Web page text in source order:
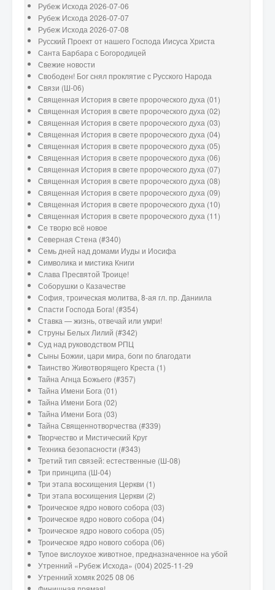
Рубеж Исхода 2026-07-06
Рубеж Исхода 2026-07-07
Рубеж Исхода 2026-07-08
Русский Проект от нашего Господа Иисуса Христа
Санта Барбара с Богородицей
Свежие новости
Свободен! Бог снял проклятие с Русского Народа
Связи (Ш-06)
Священная История в свете пророческого духа (01)
Священная История в свете пророческого духа (02)
Священная История в свете пророческого духа (03)
Священная История в свете пророческого духа (04)
Священная История в свете пророческого духа (05)
Священная История в свете пророческого духа (06)
Священная История в свете пророческого духа (07)
Священная История в свете пророческого духа (08)
Священная История в свете пророческого духа (09)
Священная История в свете пророческого духа (10)
Священная История в свете пророческого духа (11)
Се творю всё новое
Северная Стена (#340)
Семь дней над домами Иуды и Иосифа
Символика и мистика Книги
Слава Пресвятой Троице!
Соборушки о Казачестве
София, троическая молитва, 8-ая гл. пр. Даниила
Спасти Господа Бога! (#354)
Ставка — жизнь, отвечай или умри!
Струны Белых Лилий (#342)
Суд над руководством РПЦ
Сыны Божии, цари мира, боги по благодати
Таинство Животворящего Креста (1)
Тайна Агнца Божьего (#357)
Тайна Имени Бога (01)
Тайна Имени Бога (02)
Тайна Имени Бога (03)
Тайна Священнотворчества (#339)
Творчество и Мистический Круг
Техника безопасности (#343)
Третий тип связей: естественные (Ш-08)
Три принципа (Ш-04)
Три этапа восхищения Церкви (1)
Три этапа восхищения Церкви (2)
Троическое ядро нового собора (03)
Троическое ядро нового собора (04)
Троическое ядро нового собора (05)
Троическое ядро нового собора (06)
Тупое вислоухое животное, предназначенное на убой
Утренний «Рубеж Исхода» (004) 2025-11-29
Утренний хомяк 2025 08 06